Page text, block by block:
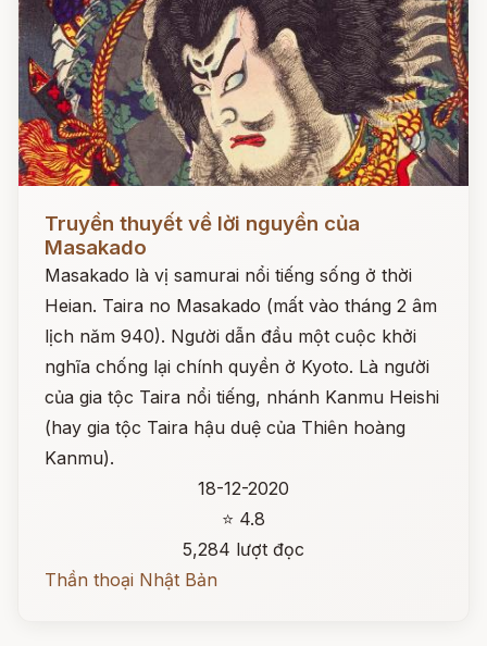
Đọc ngay
Truyền thuyết về lời nguyền của
Masakado
Masakado là vị samurai nổi tiếng sống ở thời
Heian. Taira no Masakado (mất vào tháng 2 âm
lịch năm 940). Người dẫn đầu một cuộc khởi
nghĩa chống lại chính quyền ở Kyoto. Là người
của gia tộc Taira nổi tiếng, nhánh Kanmu Heishi
(hay gia tộc Taira hậu duệ của Thiên hoàng
Kanmu).
18-12-2020
⭐ 4.8
5,284 lượt đọc
Thần thoại Nhật Bản